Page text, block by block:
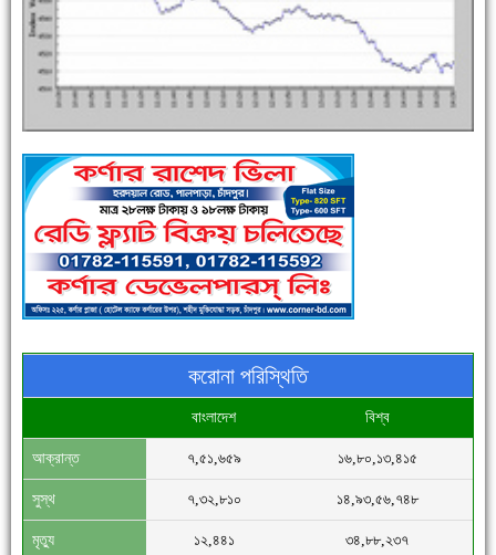
এক সপ্তাহে শনাক্ত বেড়েছে ৫৫%, মৃত্যু ৪৬%
পুলিশ সদস্যদের জন্যে এসপির মৌসুমি ফল উপহার
সিগমা ওয়েল ইন্ডাস্ট্রির মেকানিক ও গ্রাহক সভা
করোনা পরিস্থিতি
বাংলাদেশ বিশ্ব
আক্রান্ত ৭,৫১,৬৫৯ ১৬,৮০,১৩,৪১৫
সুস্থ ৭,৩২,৮১০ ১৪,৯৩,৫৬,৭৪৮
মৃত্যু ১২,৪৪১ ৩৪,৮৮,২৩৭